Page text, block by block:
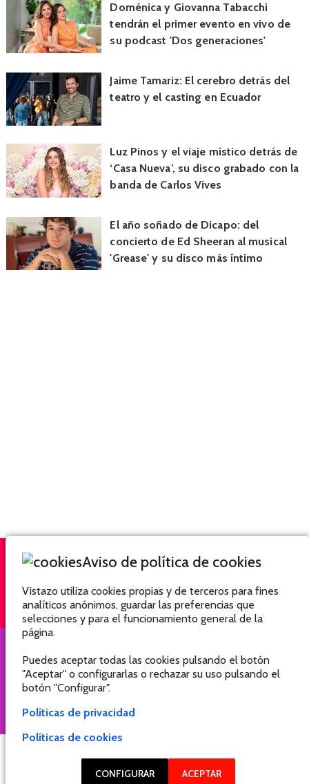
Doménica y Giovanna Tabacchi
tendrán el primer evento en vivo de
su podcast 'Dos generaciones'
Jaime Tamariz: El cerebro detrás del
teatro y el casting en Ecuador
Luz Pinos y el viaje místico detrás de
‘Casa Nueva’, su disco grabado con la
banda de Carlos Vives
El año soñado de Dicapo: del
concierto de Ed Sheeran al musical
'Grease' y su disco más íntimo
QUIÉNES SOMOS SUSCRÍBETE
COPYRIGHT @ 2021 Revista Hogar
Aviso de política de cookies
Vistazo utiliza cookies propias y de terceros para fines
analíticos anónimos, guardar las preferencias que
selecciones y para el funcionamiento general de la
página.
Puedes aceptar todas las cookies pulsando el botón
"Aceptar" o configurarlas o rechazar su uso pulsando el
botón "Configurar".
Políticas de privacidad
Políticas de cookies
CONFIGURAR ACEPTAR